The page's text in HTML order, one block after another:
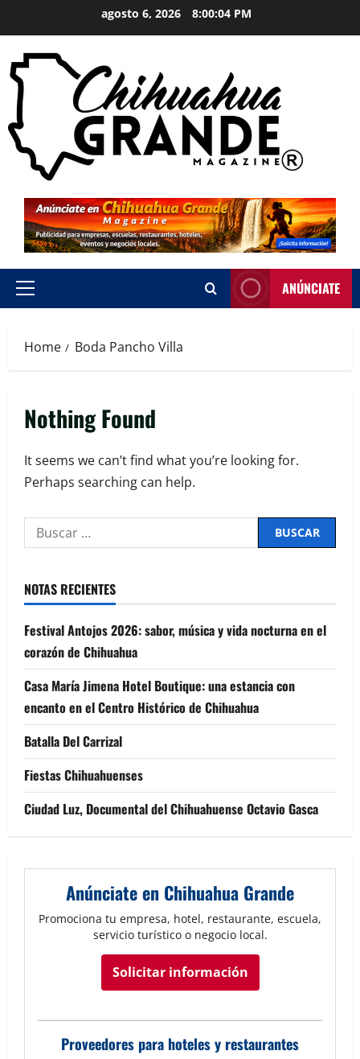
agosto 6, 2026 8:00:04 PM
ANÚNCIATE
Home Boda Pancho Villa
Nothing Found
It seems we can’t find what you’re looking for.
Perhaps searching can help.
NOTAS RECIENTES
Festival Antojos 2026: sabor, música y vida nocturna en el
corazón de Chihuahua
Casa María Jimena Hotel Boutique: una estancia con
encanto en el Centro Histórico de Chihuahua
Batalla Del Carrizal
Fiestas Chihuahuenses
Ciudad Luz, Documental del Chihuahuense Octavio Gasca
Anúnciate en Chihuahua Grande
Promociona tu empresa, hotel, restaurante, escuela,
servicio turístico o negocio local.
Solicitar información
Proveedores para hoteles y restaurantes